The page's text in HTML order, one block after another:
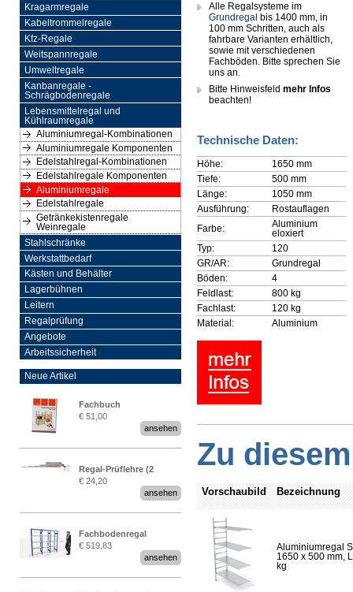
Kragarmregale
Kabeltrommelregale
Kfz-Regale
Weitspannregale
Umweltregale
Kanbanregale -
Schrägbodenregale
Lebensmittelregal und
Kühlraumregale
Aluminiumregal-Kombinationen
Aluminiumregale Komponenten
Edelstahlregal-Kombinationen
Edelstahlregale Komponenten
Aluminiumregale
Edelstahlregale
Getränkekistenregale
Weinregale
Stahlschränke
Werkstattbedarf
Kästen und Behälter
Lagerbühnen
Leitern
Regalprüfung
Angebote
Arbeitssicherheit
Neue Artikel
Fachbuch
„Regalprüfung nach DIN
€ 51,00
ansehen
Regal-Prüflehre (2
Stück)
€ 24,20
ansehen
Fachbodenregal
Stecksystem MultiPlus
2,25 Meter breit
€ 519,83
ansehen
Alle Regalsysteme im
Grundregal bis 1400 mm, in
100 mm Schritten, auch als
fahrbare Varianten erhältlich,
sowie mit verschiedenen
Fachböden. Bitte sprechen Sie
uns an.
Bitte Hinweisfeld mehr Infos
beachten!
Technische Daten:
Höhe:
1650 mm
Tiefe:
500 mm
Länge:
1050 mm
Ausführung:
Rostauflagen
Farbe:
Aluminium
eloxiert
Typ:
120
GR/AR:
Grundregal
Böden:
4
Feldlast:
800 kg
Fachlast:
120 kg
Material:
Aluminium
Zu
Vorschaubild Bezeichnung
Aluminiumregal
1650 x 500 mm,
kg